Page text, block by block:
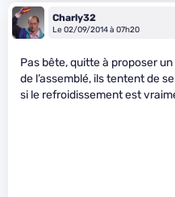
Charly32
Le 02/09/2014 à 07h20
Pas bête, quitte à proposer
de l’assemblé, ils tentent de
si le refroidissement est